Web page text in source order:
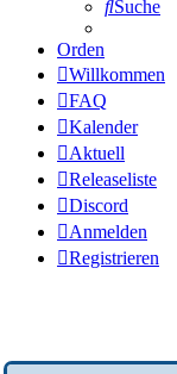
Suche
Orden
Willkommen
FAQ
Kalender
Aktuell
Releaseliste
Discord
Anmelden
Registrieren